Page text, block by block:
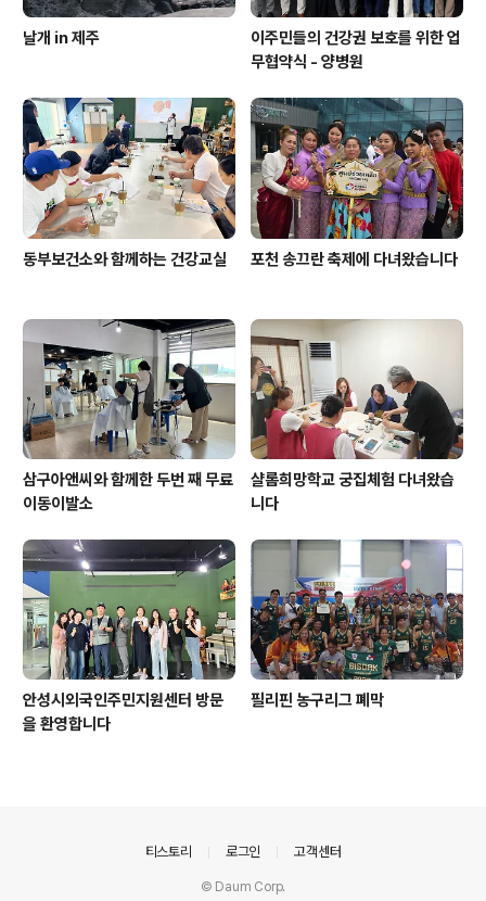
날개 in 제주
이주민들의 건강권 보호를 위한 업
무협약식 - 양병원
동부보건소와 함께하는 건강교실 포천 송끄란 축제에 다녀왔습니다
삼구아앤씨와 함께한 두번 째 무료
이동이발소
샬롬희망학교 궁집체험 다녀왔습
니다
안성시외국인주민지원센터 방문
을 환영합니다
필리핀 농구리그 폐막
티스토리 로그인 고객센터
© Daum Corp.